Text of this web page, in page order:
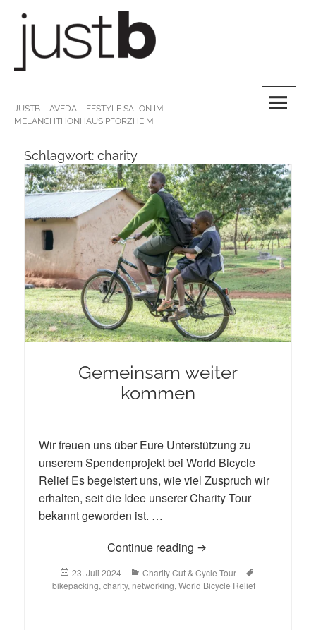
content
JUSTB – AVEDA LIFESTYLE SALON IM
MELANCHTHONHAUS PFORZHEIM
Schlagwort:charity
Gemeinsam weiter
kommen
Wir freuen uns über Eure Unterstützung zu
unserem Spendenprojekt bei World Bicycle
Relief Es begeistert uns, wie viel Zuspruch wir
erhalten, seit die Idee unserer Charity Tour
bekannt geworden ist. …
Continue reading Gemeinsam weiter
Posted
on
23. Juli 2024 Categories
Charity Cut & Cycle Tour
bikepacking, charity, networking, World Bicycle Relief